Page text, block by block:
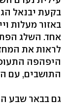
באזור מעלות
אחד. השלג
לראות את
היפהפה
התושבים, עם